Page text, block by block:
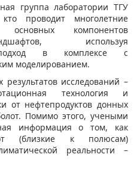
группа лаборатории ТГУ
проводит многолетние
основных компонентов
используя
подход в комплексе с
моделированием.
исследований –
технология и
от нефтепродуктов донных
Помимо этого, учеными
информация о том, как
(близкие к полюсам)
реальности –